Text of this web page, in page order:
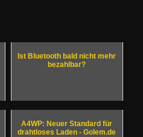
Ist Bluetooth bald nicht mehr
bezahlbar?
A4WP: Neuer Standard für
drahtloses Laden - Golem.de